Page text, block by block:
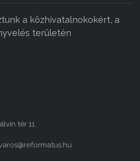
a közhivatalnokokért, a
területén
tér 11.